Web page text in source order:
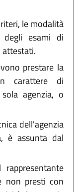
le modalità
esami di
attestati.
prestare la
carattere di
agenzia, o
dell'agenzia
è assunta dal
non presti con